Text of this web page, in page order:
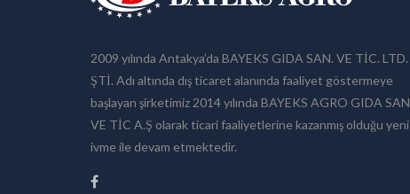
2009 yılında Antakya’da BAYEKS GIDA SAN. VE TİC. LTD.
ŞTİ. Adı altında dış ticaret alanında faaliyet göstermeye
başlayan şirketimiz 2014 yılında BAYEKS AGRO GIDA SAN
VE TİC A.Ş olarak ticari faaliyetlerine kazanmış olduğu yeni
ivme ile devam etmektedir.